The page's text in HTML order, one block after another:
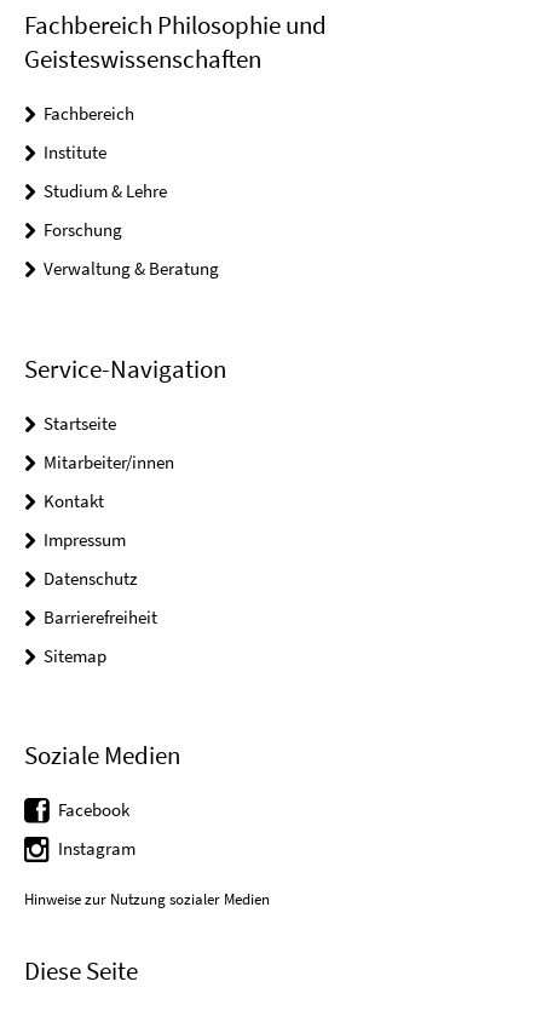
Fachbereich Philosophie und
Geisteswissenschaften
Fachbereich
Institute
Studium & Lehre
Forschung
Verwaltung & Beratung
Service-Navigation
Startseite
Mitarbeiter/innen
Kontakt
Impressum
Datenschutz
Barrierefreiheit
Sitemap
Soziale Medien
Facebook
Instagram
Hinweise zur Nutzung sozialer Medien
Diese Seite